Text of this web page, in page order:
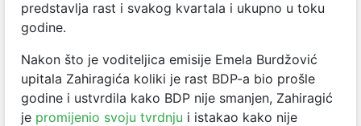
predstavlja rast i svakog kvartala i ukupno u toku
godine.
Nakon što je voditeljica emisije Emela Burdžović
upitala Zahiragića koliki je rast BDP-a bio prošle
godine i ustvrdila kako BDP nije smanjen, Zahiragić
je promijenio svoju tvrdnju i istakao kako nije